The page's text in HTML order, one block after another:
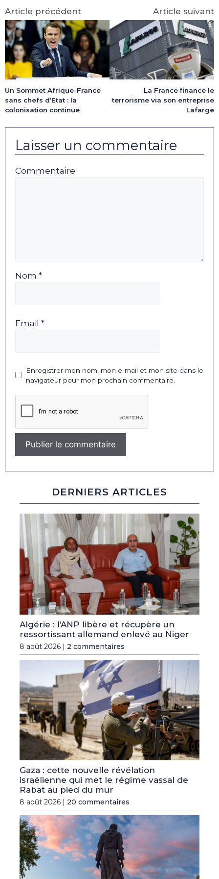
Article précédent
Un Sommet Afrique-France
sans chefs d’Etat : la
colonisation continue
Article suivant
La France finance le
terrorisme via son entreprise
Lafarge
Laisser un commentaire
Commentaire
Nom *
Email *
Enregistrer mon nom, mon e-mail et mon site dans le
navigateur pour mon prochain commentaire.
DERNIERS ARTICLES
Algérie : l’ANP libère et récupère un
ressortissant allemand enlevé au Niger
8 août 2026 | 2 commentaires
Gaza : cette nouvelle révélation
israélienne qui met le régime vassal de
Rabat au pied du mur
8 août 2026 | 20 commentaires